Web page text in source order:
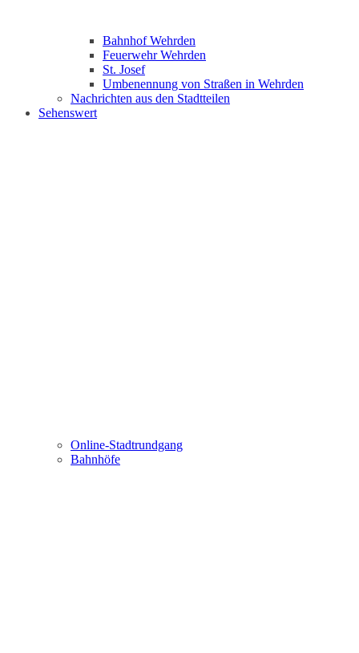
Bahnhof Wehrden
Feuerwehr Wehrden
St. Josef
Umbenennung von Straßen in Wehrden
Nachrichten aus den Stadtteilen
Sehenswert
Online-Stadtrundgang
Bahnhöfe